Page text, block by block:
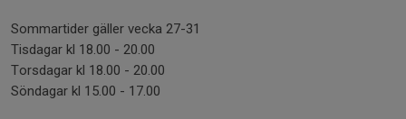
Sommartider gäller vecka 27-31
Tisdagar kl 18.00 - 20.00
Torsdagar kl 18.00 - 20.00
Söndagar kl 15.00 - 17.00